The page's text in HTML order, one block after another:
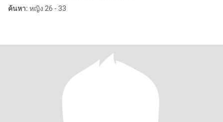
ค้นหา: หญิง 26 - 33